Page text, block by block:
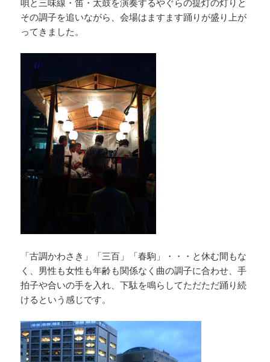
唄と三味線・笛・太鼓を演奏するやぐらの提灯の灯りと
その調子を追いながら、会場はますます踊りが盛り上が
ってきました。
「古調かわさき」「三百」「春駒」・・・と休む間もな
く、男性も女性も年齢も関係なく曲の調子に合わせ、手
拍子や合いの手を入れ、下駄を鳴らしてただただ踊り続
けるという感じです。